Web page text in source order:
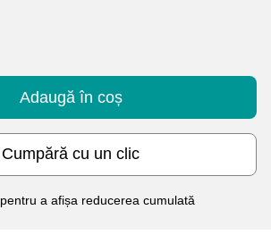
Adaugă în coș
Cumpără cu un clic
pentru a afișa reducerea cumulată